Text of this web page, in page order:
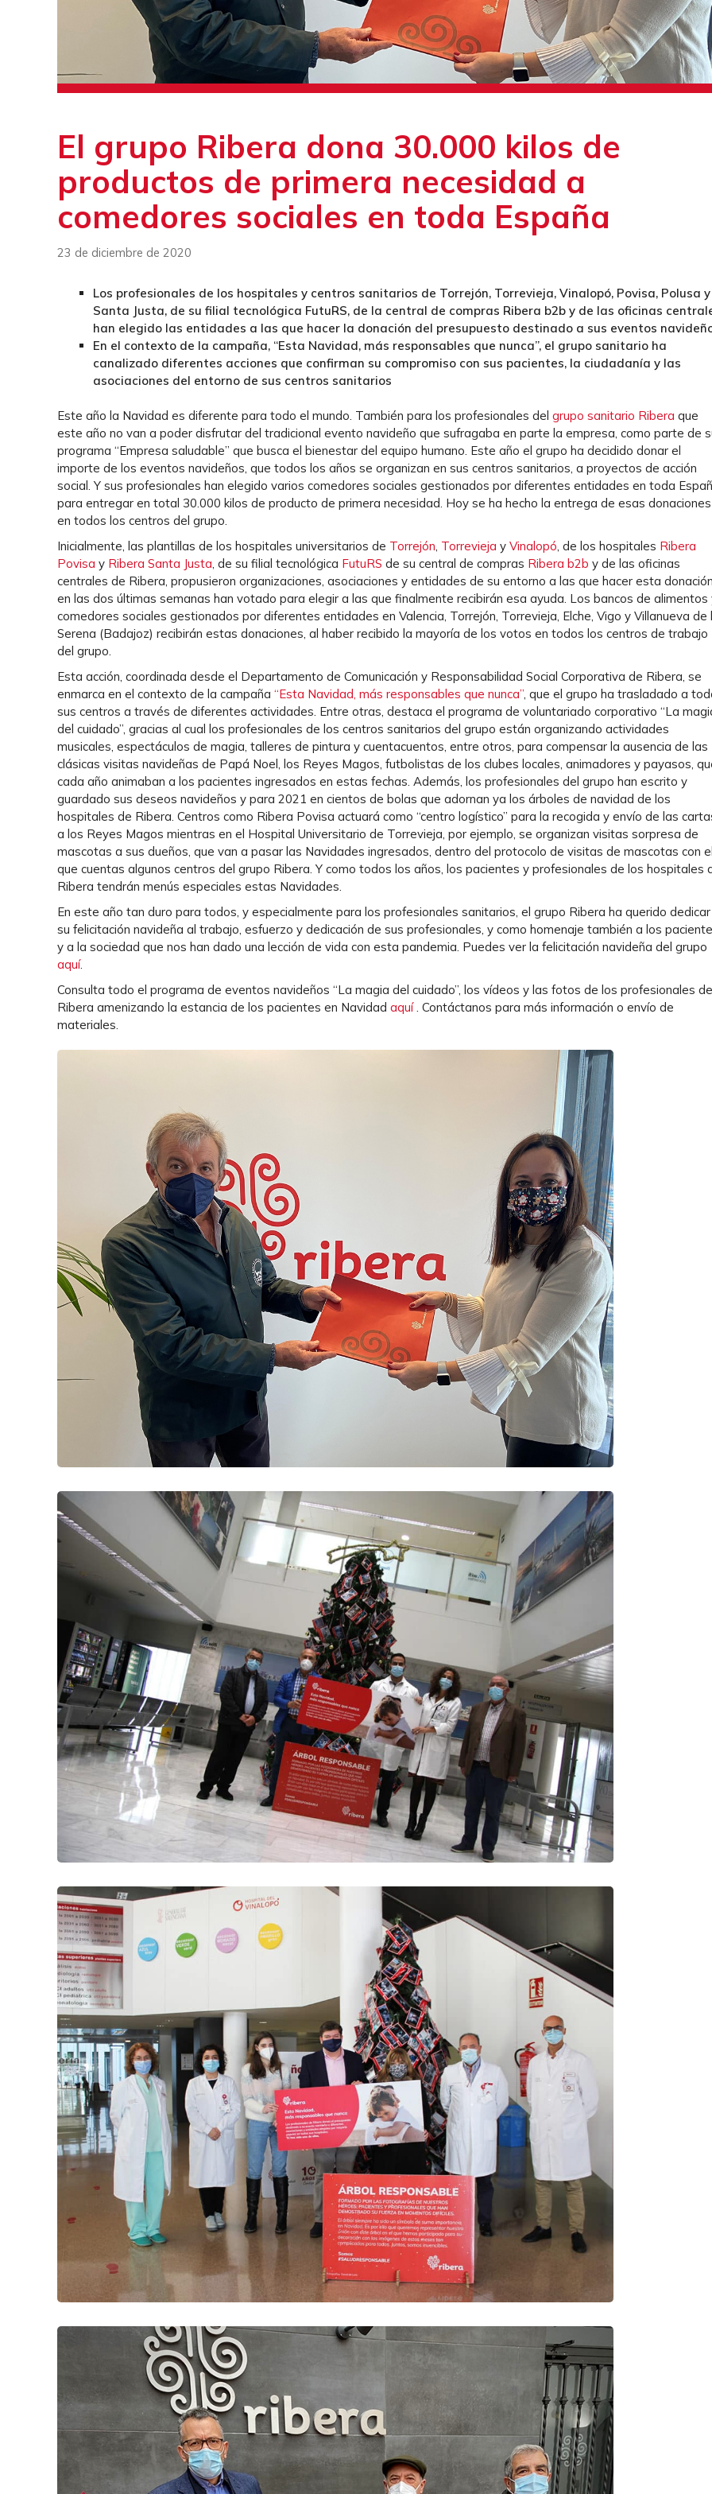
El grupo Ribera dona 30.000 kilos de
productos de primera necesidad a
comedores sociales en toda España
23 de diciembre de 2020
Los profesionales de los hospitales y centros sanitarios de Torrejón, Torrevieja, Vinalopó, Povisa, Polusa y
Santa Justa, de su filial tecnológica FutuRS, de la central de compras Ribera b2b y de las oficinas
han elegido las entidades a las que hacer la donación del presupuesto destinado a sus eventos
En el contexto de la campaña, “Esta Navidad, más responsables que nunca”, el grupo sanitario ha
canalizado diferentes acciones que confirman su compromiso con sus pacientes, la ciudadanía y las
asociaciones del entorno de sus centros sanitarios
Este año la Navidad es diferente para todo el mundo. También para los profesionales del grupo sanitario Ribera que
este año no van a poder disfrutar del tradicional evento navideño que sufragaba en parte la empresa, como parte de
programa “Empresa saludable” que busca el bienestar del equipo humano. Este año el grupo ha decidido donar el
importe de los eventos navideños, que todos los años se organizan en sus centros sanitarios, a proyectos de acción
social. Y sus profesionales han elegido varios comedores sociales gestionados por diferentes entidades en toda
para entregar en total 30.000 kilos de producto de primera necesidad. Hoy se ha hecho la entrega de esas donaciones
en todos los centros del grupo.
Inicialmente, las plantillas de los hospitales universitarios de Torrejón, Torrevieja y Vinalopó, de los hospitales Ribera
Povisa y Ribera Santa Justa, de su filial tecnológica FutuRS de su central de compras Ribera b2b y de las oficinas
centrales de Ribera, propusieron organizaciones, asociaciones y entidades de su entorno a las que hacer esta
en las dos últimas semanas han votado para elegir a las que finalmente recibirán esa ayuda. Los bancos de alimentos
comedores sociales gestionados por diferentes entidades en Valencia, Torrejón, Torrevieja, Elche, Vigo y Villanueva de
Serena (Badajoz) recibirán estas donaciones, al haber recibido la mayoría de los votos en todos los centros de trabajo
del grupo.
Esta acción, coordinada desde el Departamento de Comunicación y Responsabilidad Social Corporativa de Ribera, se
enmarca en el contexto de la campaña “Esta Navidad, más responsables que nunca”, que el grupo ha trasladado a
sus centros a través de diferentes actividades. Entre otras, destaca el programa de voluntariado corporativo “La
del cuidado”, gracias al cual los profesionales de los centros sanitarios del grupo están organizando actividades
musicales, espectáculos de magia, talleres de pintura y cuentacuentos, entre otros, para compensar la ausencia de las
clásicas visitas navideñas de Papá Noel, los Reyes Magos, futbolistas de los clubes locales, animadores y payasos,
cada año animaban a los pacientes ingresados en estas fechas. Además, los profesionales del grupo han escrito y
guardado sus deseos navideños y para 2021 en cientos de bolas que adornan ya los árboles de navidad de los
hospitales de Ribera. Centros como Ribera Povisa actuará como “centro logístico” para la recogida y envío de las
a los Reyes Magos mientras en el Hospital Universitario de Torrevieja, por ejemplo, se organizan visitas sorpresa de
mascotas a sus dueños, que van a pasar las Navidades ingresados, dentro del protocolo de visitas de mascotas con
que cuentas algunos centros del grupo Ribera. Y como todos los años, los pacientes y profesionales de los hospitales
Ribera tendrán menús especiales estas Navidades.
En este año tan duro para todos, y especialmente para los profesionales sanitarios, el grupo Ribera ha querido dedicar
su felicitación navideña al trabajo, esfuerzo y dedicación de sus profesionales, y como homenaje también a los
y a la sociedad que nos han dado una lección de vida con esta pandemia. Puedes ver la felicitación navideña del grupo
aquí.
Consulta todo el programa de eventos navideños “La magia del cuidado”, los vídeos y las fotos de los profesionales de
Ribera amenizando la estancia de los pacientes en Navidad aquí. Contáctanos para más información o envío de
materiales.